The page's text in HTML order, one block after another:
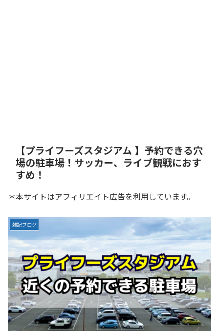
【プライフーズスタジアム 】予約できる穴
場の駐車場！サッカー、ライブ観戦におす
すめ！
＊本サイトはアフィリエイト広告を利用しています。
雑記ブログ